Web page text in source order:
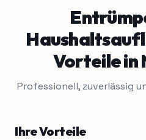
Vorteile in
Professionell, zuverlässig
Ihre Vorteile